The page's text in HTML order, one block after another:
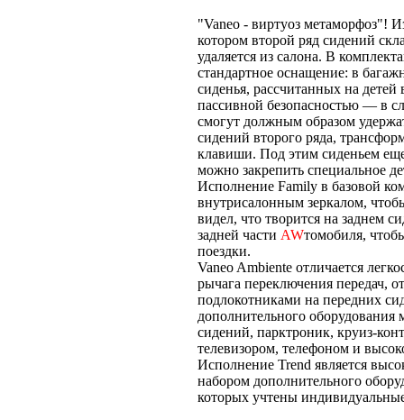
"Vaneo - виртуоз метаморфоз"!
котором второй ряд сидений
удаляется из салона. В
стандартное оснащение: в
сиденья, рассчитанных на детей
пассивной безопасностью — в
смогут должным образом
сидений второго ряда,
клавиши. Под этим сиденьем
можно закрепить специальное
Исполнение Family в базовой
внутрисалонным зеркалом,
видел, что творится на заднем
задней части AWтомобиля,
поездки.
Vaneo Ambiente отличается
рычага переключения передач,
подлокотниками на передних
дополнительного оборудования
сидений, парктроник, круиз-
телевизором, телефоном и
Исполнение Trend является
набором дополнительного
которых учтены